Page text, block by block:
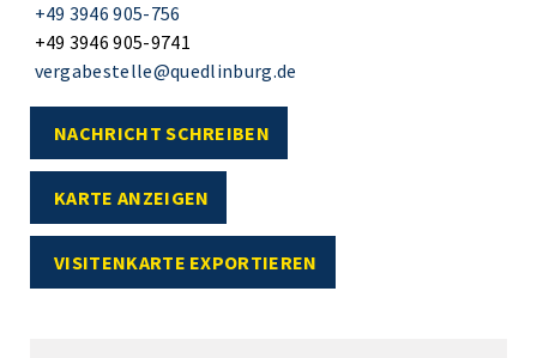
+49 3946 905-756
+49 3946 905-9741
vergabestelle@quedlinburg.de
NACHRICHT SCHREIBEN
KARTE ANZEIGEN
VISITENKARTE EXPORTIEREN